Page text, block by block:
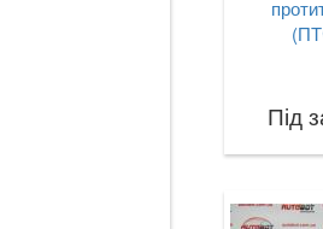
Під